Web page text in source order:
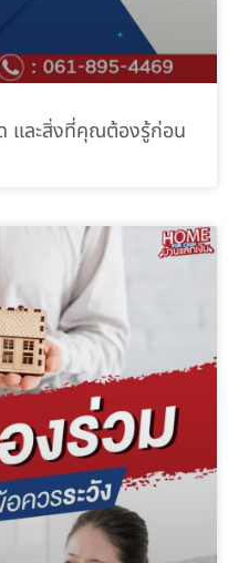
และสิ่งที่คุณต้องรู้ก่อน